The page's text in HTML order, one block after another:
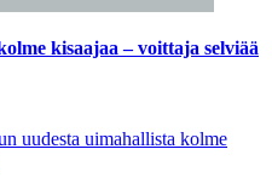
kisaajaa – voittaja selviää
uudesta uimahallista kolme